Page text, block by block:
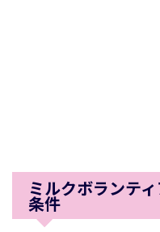
ミルクボランテ
条件